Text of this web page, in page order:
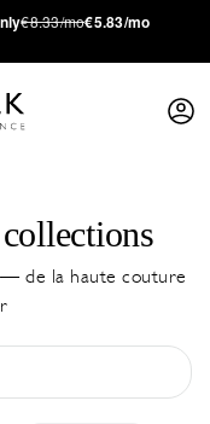
€8.33/mo€5.83/mo
— de la haute couture